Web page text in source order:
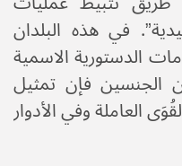
في هذه البلدان
الدستورية الاسمية
الجنسين فإن تمثيل
العاملة وفي الأدوار